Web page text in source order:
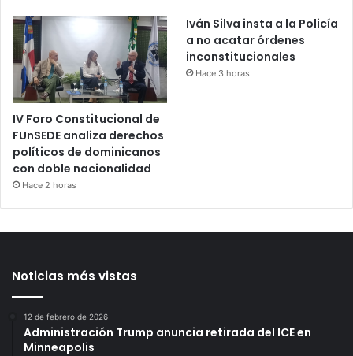
IV Foro Constitucional de
FUnSEDE analiza derechos
políticos de dominicanos
con doble nacionalidad
Hace 2 horas
Iván Silva insta a la Policía
a no acatar órdenes
inconstitucionales
Hace 3 horas
Noticias más vistas
12 de febrero de 2026
Administración Trump anuncia retirada del ICE en
Minneapolis